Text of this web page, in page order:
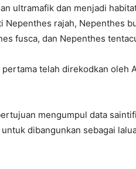
ultramafik dan menjadi
rajah, Nepenthes
fusca, dan Nepenthes
telah direkodkan oleh
mengumpul data
dibangunkan sebagai